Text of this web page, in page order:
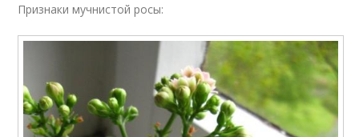
Признаки мучнистой росы: